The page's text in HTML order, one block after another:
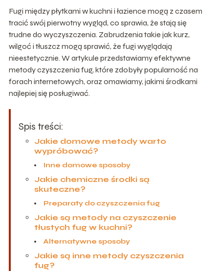
Fugi między płytkami w kuchni i łazience mogą z czasem
tracić swój pierwotny wygląd, co sprawia, że stają się
trudne do wyczyszczenia. Zabrudzenia takie jak kurz,
wilgoć i tłuszcz mogą sprawić, że fugi wyglądają
nieestetycznie. W artykule przedstawiamy efektywne
metody czyszczenia fug, które zdobyły popularność na
forach internetowych, oraz omawiamy, jakimi środkami
najlepiej się posługiwać.
Spis treści:
Jakie domowe metody warto
wypróbować?
Inne domowe sposoby
Jakie chemiczne środki są
skuteczne?
Preparaty do czyszczenia fug
Jakie są metody na czyszczenie
tłustych fug w kuchni?
Alternatywne sposoby
Jakie są inne metody czyszczenia
fug?